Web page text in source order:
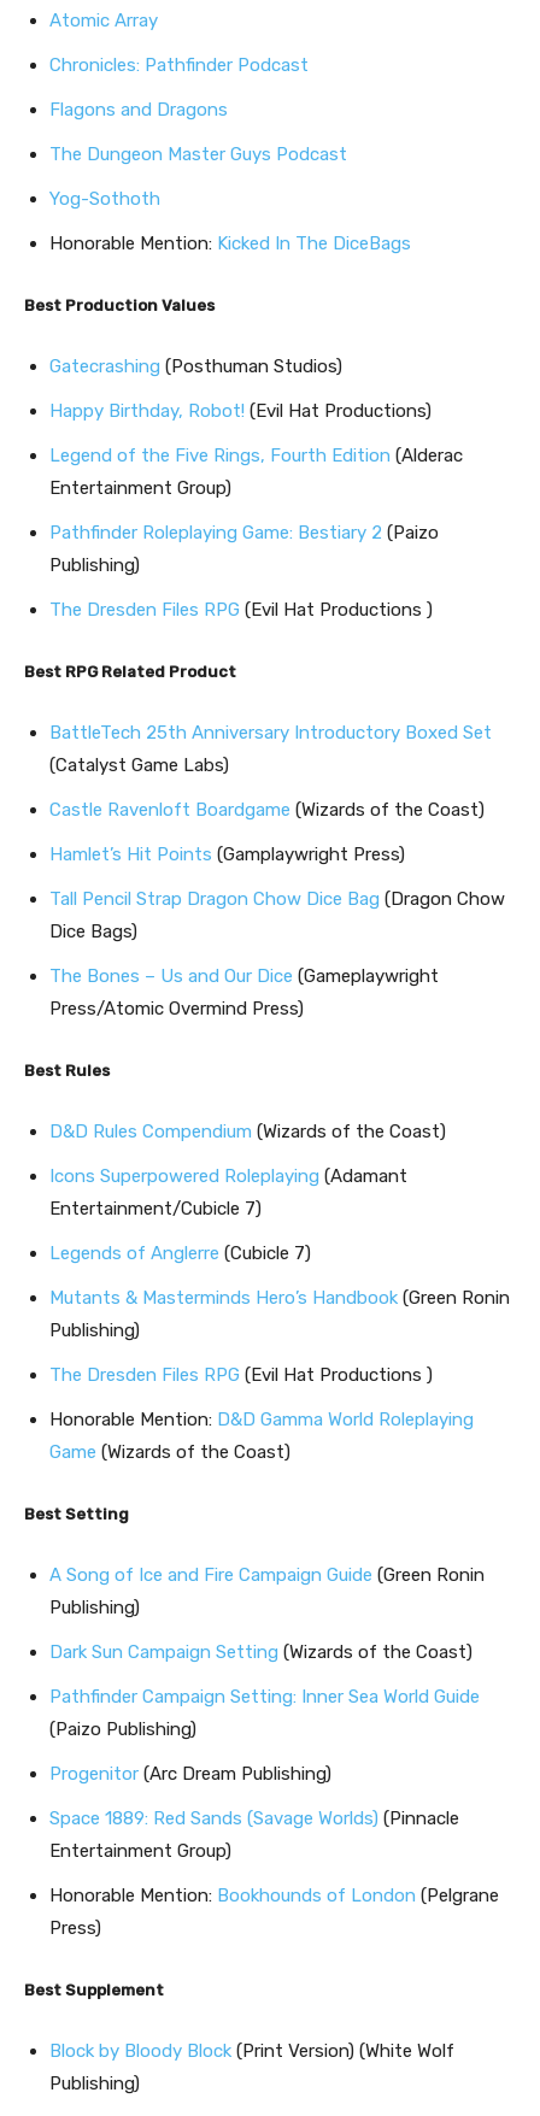
Atomic Array
Chronicles: Pathfinder Podcast
Flagons and Dragons
The Dungeon Master Guys Podcast
Yog-Sothoth
Honorable Mention: Kicked In The DiceBags
Best Production Values
Gatecrashing (Posthuman Studios)
Happy Birthday, Robot! (Evil Hat Productions)
Legend of the Five Rings, Fourth Edition (Alderac
Entertainment Group)
Pathfinder Roleplaying Game: Bestiary 2 (Paizo
Publishing)
The Dresden Files RPG (Evil Hat Productions )
Best RPG Related Product
BattleTech 25th Anniversary Introductory Boxed Set
(Catalyst Game Labs)
Castle Ravenloft Boardgame (Wizards of the Coast)
Hamlet’s Hit Points (Gamplaywright Press)
Tall Pencil Strap Dragon Chow Dice Bag (Dragon Chow
Dice Bags)
The Bones – Us and Our Dice (Gameplaywright
Press/Atomic Overmind Press)
Best Rules
D&D Rules Compendium (Wizards of the Coast)
Icons Superpowered Roleplaying (Adamant
Entertainment/Cubicle 7)
Legends of Anglerre (Cubicle 7)
Mutants & Masterminds Hero’s Handbook (Green Ronin
Publishing)
The Dresden Files RPG (Evil Hat Productions )
Honorable Mention: D&D Gamma World Roleplaying
Game (Wizards of the Coast)
Best Setting
A Song of Ice and Fire Campaign Guide (Green Ronin
Publishing)
Dark Sun Campaign Setting (Wizards of the Coast)
Pathfinder Campaign Setting: Inner Sea World Guide
(Paizo Publishing)
Progenitor (Arc Dream Publishing)
Space 1889: Red Sands (Savage Worlds) (Pinnacle
Entertainment Group)
Honorable Mention: Bookhounds of London (Pelgrane
Press)
Best Supplement
Block by Bloody Block (Print Version) (White Wolf
Publishing)